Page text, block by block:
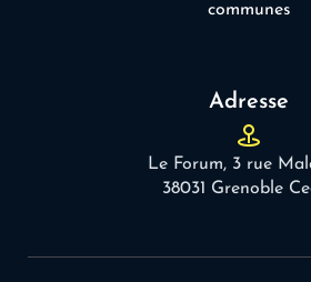
communes
Adresse
Le Forum, 3 rue
38031 Grenoble